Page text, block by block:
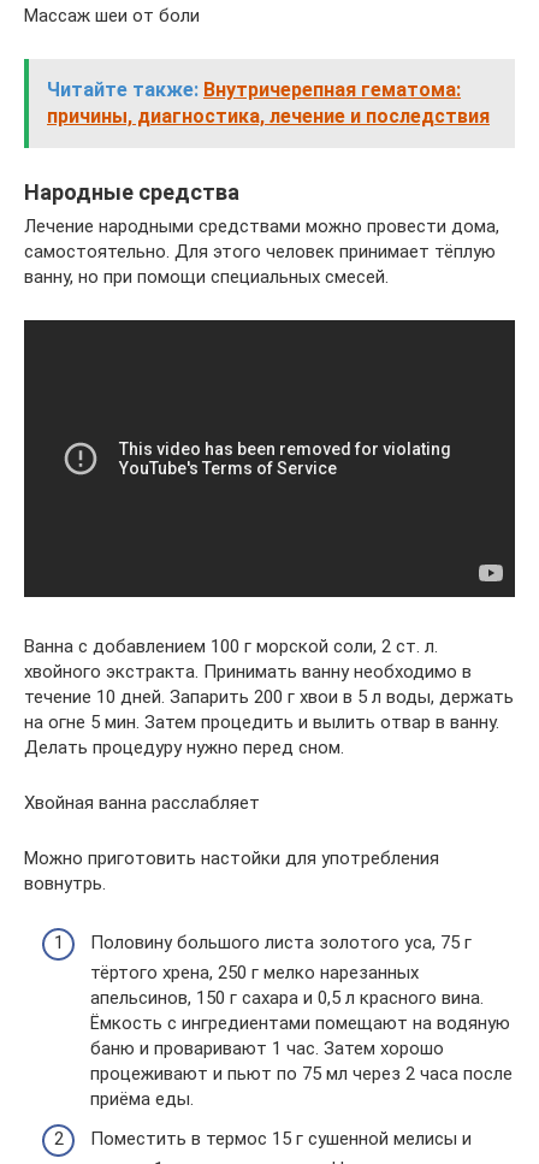
Массаж шеи от боли
Читайте также: Внутричерепная гематома:
причины, диагностика, лечение и последствия
Народные средства
Лечение народными средствами можно провести дома,
самостоятельно. Для этого человек принимает тёплую
ванну, но при помощи специальных смесей.
Ванна с добавлением 100 г морской соли, 2 ст. л.
хвойного экстракта. Принимать ванну необходимо в
течение 10 дней. Запарить 200 г хвои в 5 л воды, держать
на огне 5 мин. Затем процедить и вылить отвар в ванну.
Делать процедуру нужно перед сном.
Хвойная ванна расслабляет
Можно приготовить настойки для употребления
вовнутрь.
Половину большого листа золотого уса, 75 г
тёртого хрена, 250 г мелко нарезанных
апельсинов, 150 г сахара и 0,5 л красного вина.
Ёмкость с ингредиентами помещают на водяную
баню и проваривают 1 час. Затем хорошо
процеживают и пьют по 75 мл через 2 часа после
приёма еды.
Поместить в термос 15 г сушенной мелисы и